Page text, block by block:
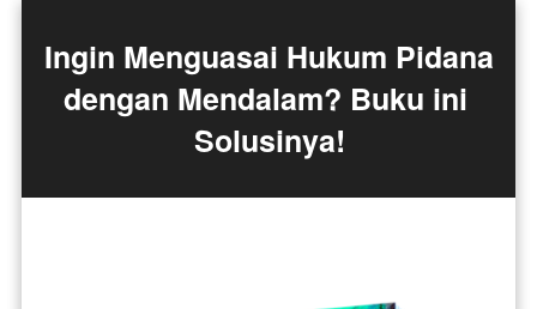
Ingin Menguasai Hukum Pidana
dengan Mendalam? Buku ini
Solusinya!